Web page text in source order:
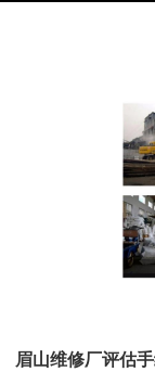
眉山维修厂评估